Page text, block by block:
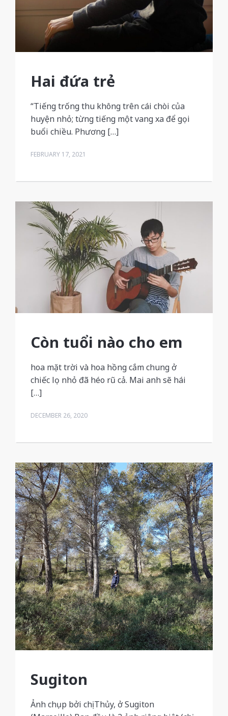
Hai đứa trẻ
“Tiếng trống thu không trên cái chòi của
huyện nhỏ; từng tiếng một vang xa để gọi
buổi chiều. Phương […]
FEBRUARY 17, 2021
Còn tuổi nào cho em
hoa mặt trời và hoa hồng cắm chung ở
chiếc lọ nhỏ đã héo rũ cả. Mai anh sẽ hái
[…]
DECEMBER 26, 2020
Sugiton
Ảnh chụp bởi chị Thủy, ở Sugiton